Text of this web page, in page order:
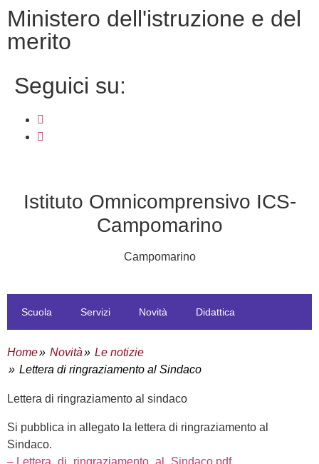
ministero dell'istruzione e del
merito
seguici su:
Istituto Omnicomprensivo ICS-
Campomarino
Campomarino
Scuola Servizi Novità Didattica
Home Novità
Le notizie
Lettera di ringraziamento al Sindaco
lettera di ringraziamento al sindaco
Si pubblica in allegato la lettera di ringraziamento al
Sindaco.
– Lettera_di_ringraziamento_al_Sindaco.pdf